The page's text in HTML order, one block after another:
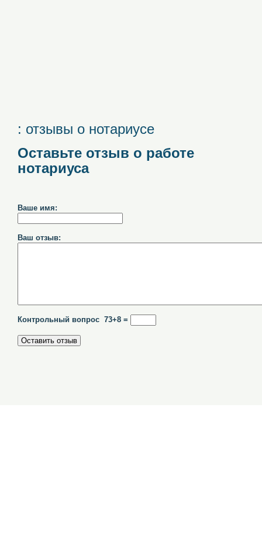
: отзывы о нотариусе
Оставьте отзыв о работе
нотариуса
Ваше имя:
Ваш отзыв:
Контрольный вопрос 73+8 =